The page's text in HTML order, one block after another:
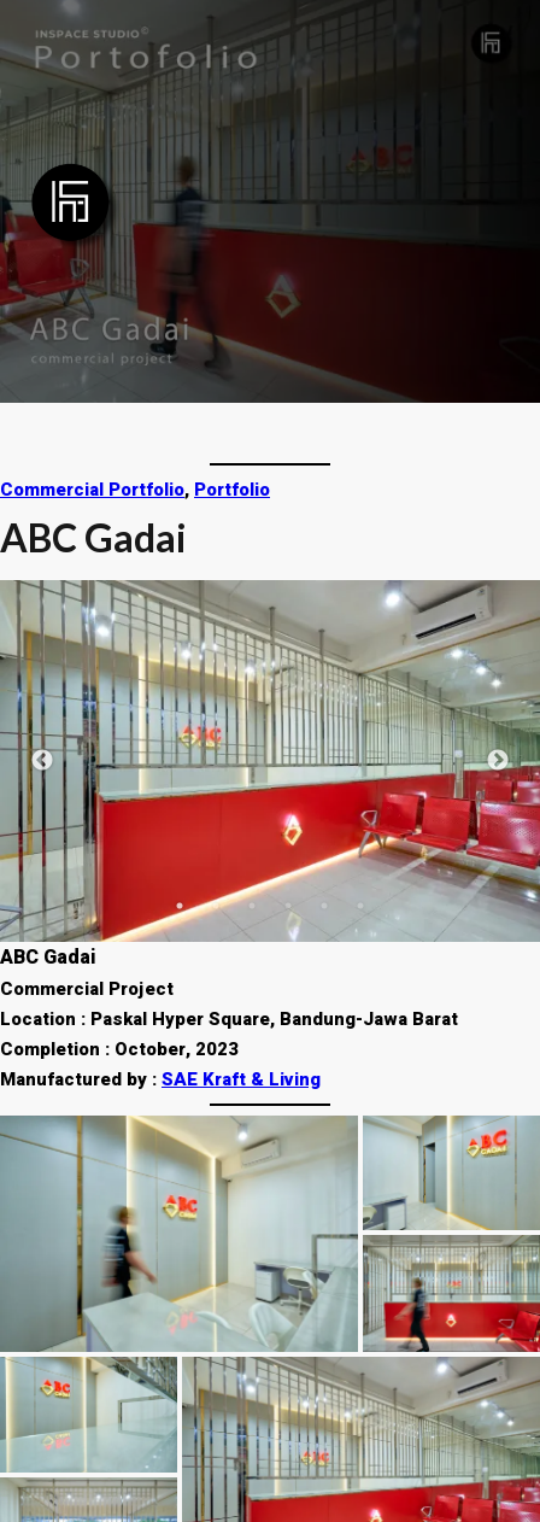
Commercial Portfolio, Portfolio
ABC Gadai
ABC Gadai
Commercial Project
Location : Paskal Hyper Square, Bandung-Jawa Barat
Completion : October, 2023
Manufactured by :SAE Kraft & Living